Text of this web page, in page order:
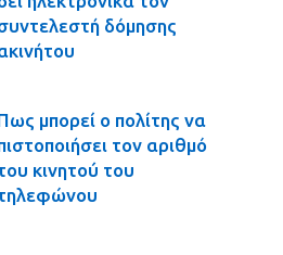
δόμησης
μπορεί ο πολίτης να
τον αριθμό
κινητού του